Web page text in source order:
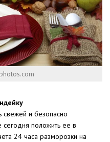
свежей и безопасно
положить ее в
24 часа разморозки на